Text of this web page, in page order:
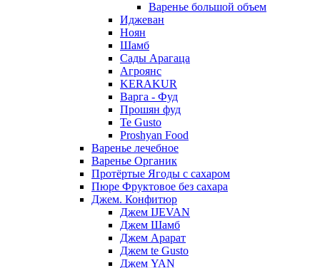
Варенье большой объем
Иджеван
Ноян
Шамб
Сады Арагаца
Агроянс
KERAKUR
Варга - Фуд
Прошян фуд
Te Gusto
Proshyan Food
Варенье лечебное
Варенье Органик
Протёртые Ягоды с сахаром
Пюре Фруктовое без сахара
Джем. Конфитюр
Джем IJEVAN
Джем Шамб
Джем Арарат
Джем te Gusto
Джем YAN